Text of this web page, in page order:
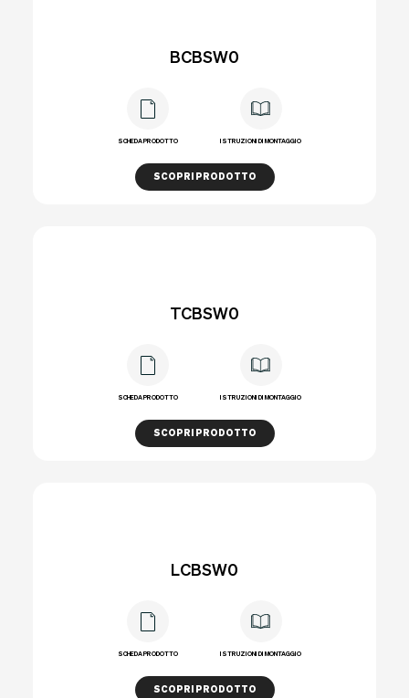
BCBSW0
SCHEDA PRODOTTO ISTRUZIONI DI MONTAGGIO
SCOPRI PRODOTTO
TCBSW0
SCHEDA PRODOTTO ISTRUZIONI DI MONTAGGIO
SCOPRI PRODOTTO
LCBSW0
SCHEDA PRODOTTO ISTRUZIONI DI MONTAGGIO
SCOPRI PRODOTTO